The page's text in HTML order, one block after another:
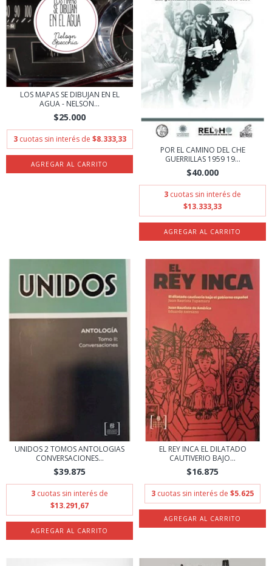
LOS MAPAS SE DIBUJAN EN EL
AGUA - NELSON...
$25.000
3 cuotas sin interés de $8.333,33
POR EL CAMINO DEL CHE
GUERRILLAS 1959 19...
$40.000
3 cuotas sin interés de
$13.333,33
UNIDOS 2 TOMOS ANTOLOGIAS
CONVERSACIONES...
$39.875
3 cuotas sin interés de
$13.291,67
EL REY INCA EL DILATADO
CAUTIVERIO BAJO...
$16.875
3 cuotas sin interés de $5.625